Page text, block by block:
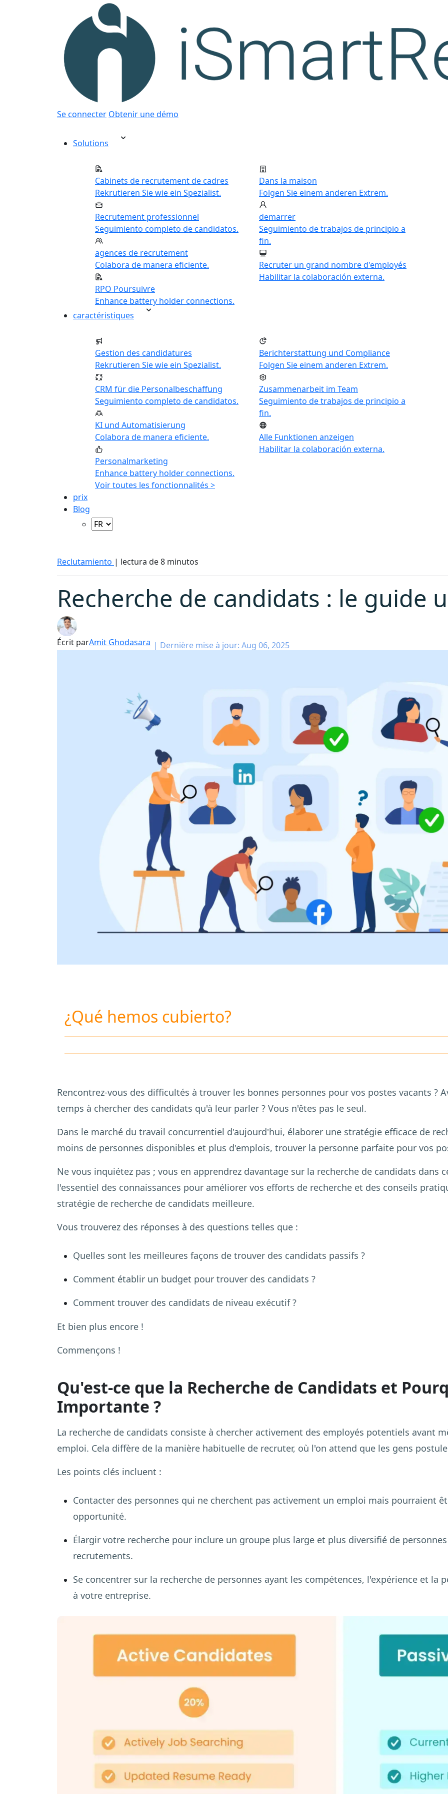
Se connecter Obtenir une démo
Solutions
Cabinets de recrutement de cadres
Rekrutieren Sie wie ein Spezialist.
Recrutement professionnel
Seguimiento completo de candidatos.
agences de recrutement
Colabora de manera eficiente.
RPO Poursuivre
Enhance battery holder connections.
Dans la maison
Folgen Sie einem anderen Extrem.
demarrer
Seguimiento de trabajos de principio a
fin.
Recruter un grand nombre d'employés
Habilitar la colaboración externa.
caractéristiques
Gestion des candidatures
Rekrutieren Sie wie ein Spezialist.
CRM für die Personalbeschaffung
Seguimiento completo de candidatos.
KI und Automatisierung
Colabora de manera eficiente.
Personalmarketing
Enhance battery holder connections.
Berichterstattung und Compliance
Folgen Sie einem anderen Extrem.
Zusammenarbeit im Team
Seguimiento de trabajos de principio a
fin.
Alle Funktionen anzeigen
Habilitar la colaboración externa.
Voir toutes les fonctionnalités >
prix
Blog
Reclutamiento | lectura de 8 minutos
Recherche de candidats : le guide
Écrit parAmit Ghodasara | Dernière mise à jour: Aug 06, 2025
¿Qué hemos cubierto?
Rencontrez-vous des difficultés à trouver les bonnes personnes pour vos postes vacants ?
temps à chercher des candidats qu'à leur parler ? Vous n'êtes pas le seul.
Dans le marché du travail concurrentiel d'aujourd'hui, élaborer une stratégie efficace de
moins de personnes disponibles et plus d'emplois, trouver la personne parfaite pour vos
Ne vous inquiétez pas ; vous en apprendrez davantage sur la recherche de candidats dans
l'essentiel des connaissances pour améliorer vos efforts de recherche et des conseils
stratégie de recherche de candidats meilleure.
Vous trouverez des réponses à des questions telles que :
Quelles sont les meilleures façons de trouver des candidats passifs ?
Comment établir un budget pour trouver des candidats ?
Comment trouver des candidats de niveau exécutif ?
Et bien plus encore !
Commençons !
Qu'est-ce que la Recherche de Candidats et
Importante ?
La recherche de candidats consiste à chercher activement des employés potentiels avant
emploi. Cela diffère de la manière habituelle de recruter, où l'on attend que les gens
Les points clés incluent :
Contacter des personnes qui ne cherchent pas activement un emploi mais pourraient
opportunité.
Élargir votre recherche pour inclure un groupe plus large et plus diversifié de
recrutements.
Se concentrer sur la recherche de personnes ayant les compétences, l'expérience et la
à votre entreprise.